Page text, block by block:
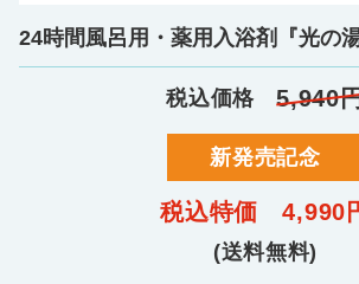
24時間風呂用・薬用入浴剤『光の
税込価格 5,940
新発売記念
税込特価 4,990
(送料無料)